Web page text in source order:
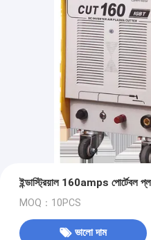
ইন্ডাস্ট্রিয়াল 160amps পোর্টেবল
MOQ：10PCS
ভালো দাম